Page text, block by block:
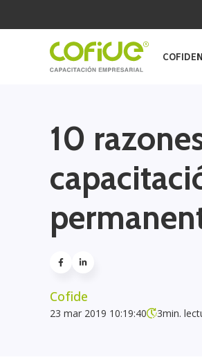
COFIDE
10
Cofide
23 mar 2019 10:19:40 3min.